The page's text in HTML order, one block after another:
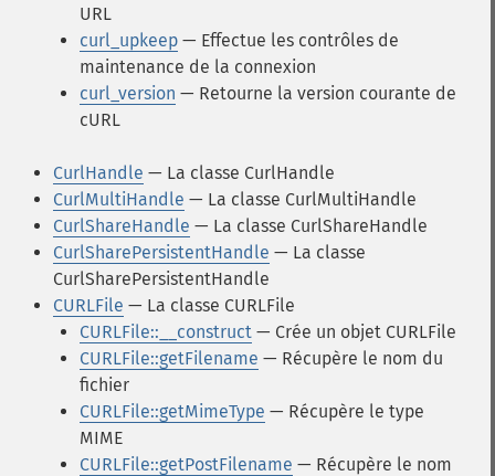
URL
curl_upkeep — Effectue les contrôles de
maintenance de la connexion
curl_version — Retourne la version courante de
cURL
CurlHandle — La classe CurlHandle
CurlMultiHandle — La classe CurlMultiHandle
CurlShareHandle — La classe CurlShareHandle
CurlSharePersistentHandle — La classe
CurlSharePersistentHandle
CURLFile — La classe CURLFile
CURLFile::__construct — Crée un objet CURLFile
CURLFile::getFilename — Récupère le nom du
fichier
CURLFile::getMimeType — Récupère le type
MIME
CURLFile::getPostFilename — Récupère le nom